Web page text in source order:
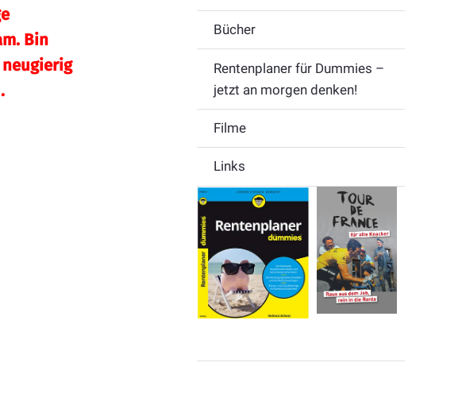
Bin
Bücher
Rentenplaner für Dummies –
jetzt an morgen denken!
Filme
Links